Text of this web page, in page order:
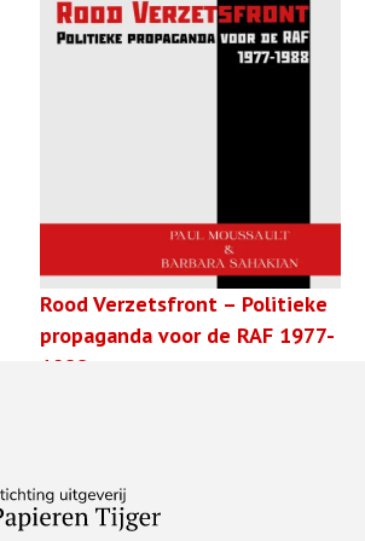
Rood Verzetsfront – Politieke
propaganda voor de RAF 1977-
1988